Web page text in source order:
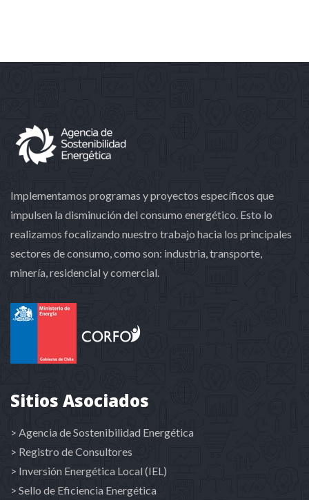
Implementamos programas y proyectos específicos que
impulsen la disminución del consumo energético. Esto lo
realizamos focalizando nuestro trabajo hacia los principales
sectores de consumo, como son: industria, transporte,
minería, residencial y comercial.
Sitios Asociados
> Agencia de Sostenibilidad Energética
> Registro de Consultores
> Inversión Energética Local (IEL)
> Sello de Eficiencia Energética